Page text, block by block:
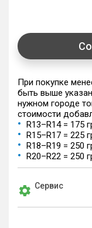
При покупке
быть выше
нужном городе
стоимости
R13–R14 = 175
R15–R17 = 225
R18–R19 = 250
R20–R22 = 250
Сервис